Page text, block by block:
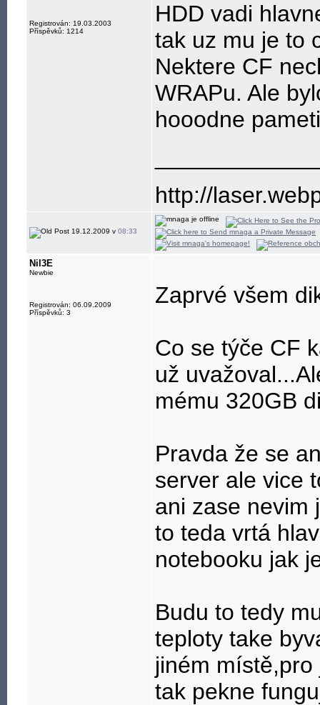
Registrován: 19.03.2003
Příspěvků: 1214
HDD vadi
tak uz mu je to
Nektere CF
WRAPu. Ale
hooodne
http://
19.12.2009 v 08:33
Nil3E
Newbie
Registrován: 06.09.2009
Příspěvků: 3
Zaprvé všem
Co se týče CF
už
mému 320GB
Pravda že se
server ale vice
ani zase nevim
to teda vrtá
notebooku jak
Budu to tedy
teploty take
jiném
tak pekne